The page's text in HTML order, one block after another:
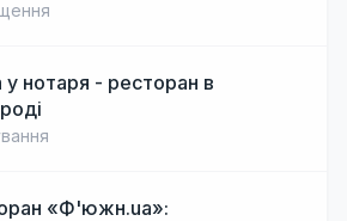
нотаря - ресторан в
«Ф'южн.ua»: